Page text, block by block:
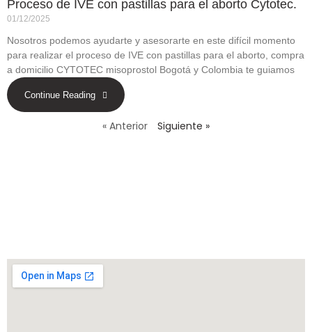
Proceso de IVE con pastillas para el aborto Cytotec.
01/12/2025
Nosotros podemos ayudarte y asesorarte en este difícil momento
para realizar el proceso de IVE con pastillas para el aborto, compra
a domicilio CYTOTEC misoprostol Bogotá y Colombia te guiamos
Continue Reading
« Anterior Siguiente »